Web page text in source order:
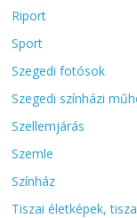
Riport
Sport
Szegedi fotósok
Szegedi színházi
Szellemjárás
Szemle
Színház
Tiszai életképek,